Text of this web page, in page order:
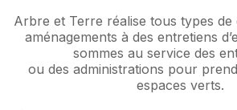
Arbre et Terre réalise tous types de
aménagements à des entretiens
sommes au service des
ou des administrations pour
espaces verts.